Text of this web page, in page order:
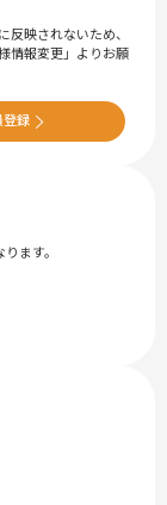
反映されないため、
情報変更」よりお願
登録
ます。